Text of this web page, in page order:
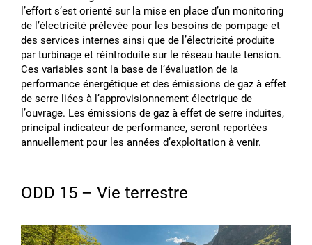
lʼeffort sʼest orienté sur la mise en place dʼun monitoring
de lʼélectricité prélevée pour les besoins de pompage et
des services internes ainsi que de lʼélectricité produite
par turbinage et réintroduite sur le réseau haute tension.
Ces variables sont la base de lʼévaluation de la
performance énergétique et des émissions de gaz à effet
de serre liées à lʼapprovisionnement électrique de
lʼouvrage. Les émissions de gaz à effet de serre induites,
principal indicateur de performance, seront reportées
annuellement pour les années dʼexploitation à venir.
ODD 15 – Vie terrestre